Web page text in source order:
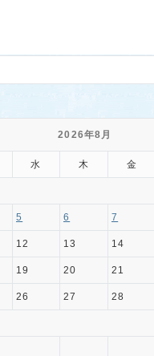
2026年8月
水 木 金
5 6 7
12 13 14
19 20 21
26 27 28